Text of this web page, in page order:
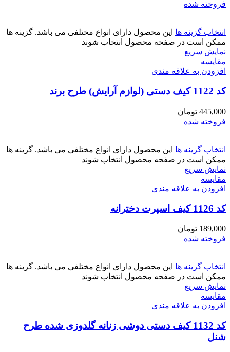
فروخته شده
انتخاب گزینه ها این محصول دارای انواع مختلفی می باشد. گزینه ها
ممکن است در صفحه محصول انتخاب شوند
نمایش سریع
مقايسه
افزودن به علاقه مندی
کد 1122 کیف دستی (لوازم آرایش) طرح برند
445,000 تومان
فروخته شده
انتخاب گزینه ها این محصول دارای انواع مختلفی می باشد. گزینه ها
ممکن است در صفحه محصول انتخاب شوند
نمایش سریع
مقايسه
افزودن به علاقه مندی
کد 1126 کیف اسپرت دخترانه
189,000 تومان
فروخته شده
انتخاب گزینه ها این محصول دارای انواع مختلفی می باشد. گزینه ها
ممکن است در صفحه محصول انتخاب شوند
نمایش سریع
مقايسه
افزودن به علاقه مندی
کد 1132 کیف دستی دوشی زنانه گلدوزی شده طرح
شنل